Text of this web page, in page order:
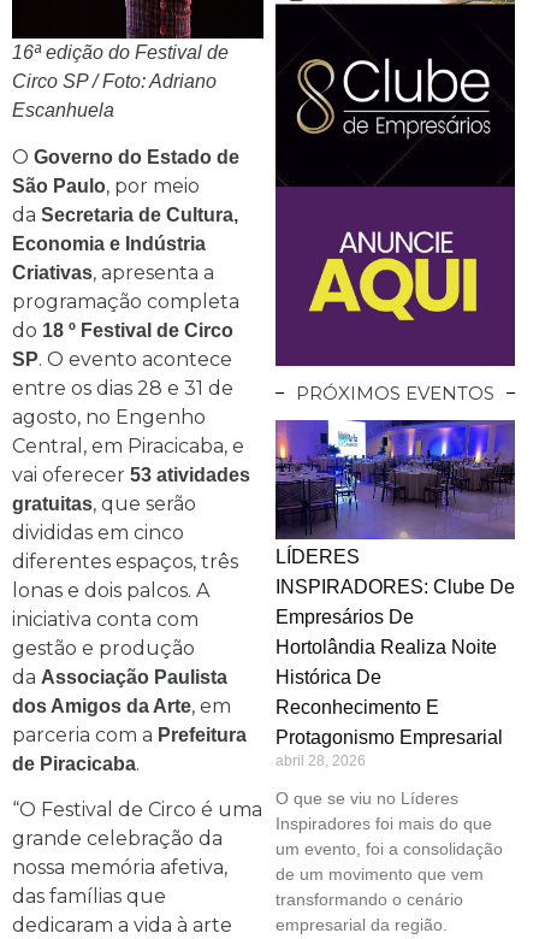
16ª edição do Festival de
Circo SP / Foto: Adriano
Escanhuela
O Governo do Estado de
São Paulo, por meio
da Secretaria de Cultura,
Economia e Indústria
Criativas, apresenta a
programação completa
do 18 º Festival de Circo
SP. O evento acontece
entre os dias 28 e 31 de
agosto, no Engenho
Central, em Piracicaba, e
vai oferecer 53 atividades
gratuitas, que serão
divididas em cinco
diferentes espaços, três
lonas e dois palcos. A
iniciativa conta com
gestão e produção
da Associação Paulista
dos Amigos da Arte, em
parceria com a Prefeitura
de Piracicaba.
“O Festival de Circo é uma
grande celebração da
nossa memória afetiva,
das famílias que
dedicaram a vida à arte
PRÓXIMOS EVENTOS
LÍDERES
INSPIRADORES: Clube De
Empresários De
Hortolândia Realiza Noite
Histórica De
Reconhecimento E
Protagonismo Empresarial
abril 28, 2026
O que se viu no Líderes
Inspiradores foi mais do que
um evento, foi a consolidação
de um movimento que vem
transformando o cenário
empresarial da região.